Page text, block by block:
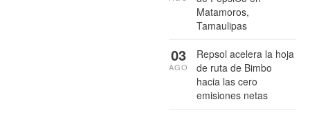
Matamoros,
Tamaulipas
Repsol acelera la hoja
de ruta de Bimbo
hacia las cero
emisiones netas
03
AGO